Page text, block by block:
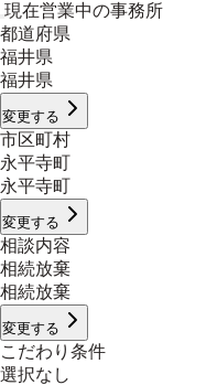
現在営業中の事務所
都道府県
福井県
福井県
変更する
市区町村
永平寺町
永平寺町
変更する
相談内容
相続放棄
相続放棄
変更する
こだわり条件
選択なし